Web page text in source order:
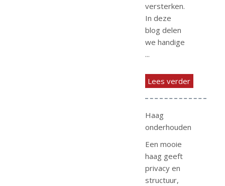
versterken.
In deze
blog delen
we handige
...
Lees verder
Haag
onderhouden
Een mooie
haag geeft
privacy en
structuur,